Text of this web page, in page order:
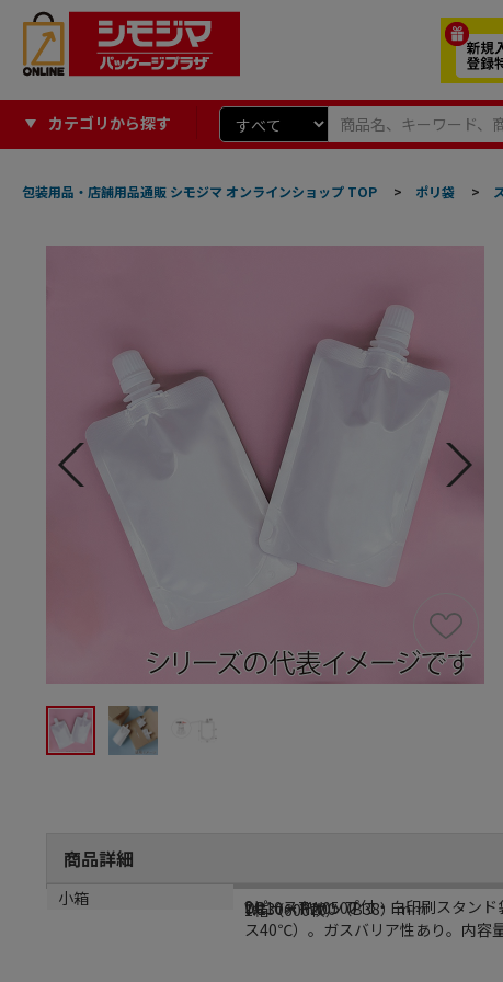
カテゴリから探す
包装用品・店舗用品通販 シモジマ オンラインショップ TOP > ポリ袋 >
商品詳細
商品説明
2ピースキャップ付・白印刷スタン
ス40℃）。ガスバリア性あり。内容
メーカー品番
DP10－TW0500
サイズ
W130×H200（B38）mm
小箱
1箱（600枚）